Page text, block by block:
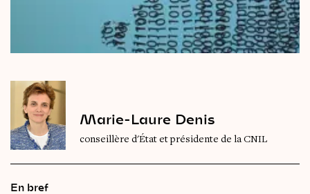
Marie-Laure Denis
conseillère d'État et présidente de la CNIL
En bref